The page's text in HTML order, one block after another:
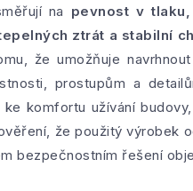
na pevnost v
ztrát a stabilní
že umožňuje
prostupům a
komfortu užívání
že použitý výrobek
bezpečnostním řešení